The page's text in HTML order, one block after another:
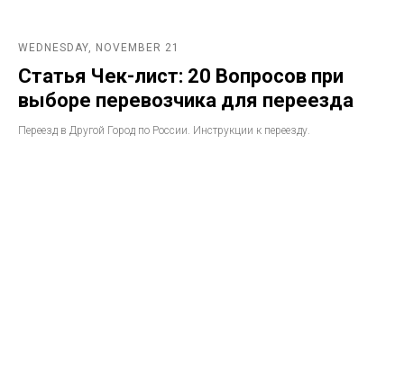
WEDNESDAY, NOVEMBER 21
Статья Чек-лист: 20 Вопросов при
выборе перевозчика для переезда
Переезд в Другой Город по России. Инструкции к переезду.